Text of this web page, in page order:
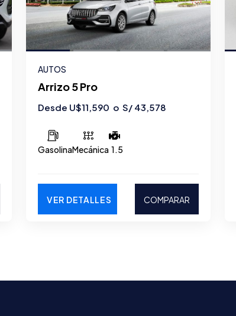
AUTOS
Arrizo 5 Pro
Desde U$11,590 o S/ 43,578
GasolinaMecánica 1.5
VER DETALLES COMPARAR